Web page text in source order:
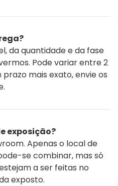
da quantidade e da fase
Pode variar entre 2
mais exato, envie os
exposição?
Apenas o local de
se combinar, mas só
a ser feitas no
exposto.